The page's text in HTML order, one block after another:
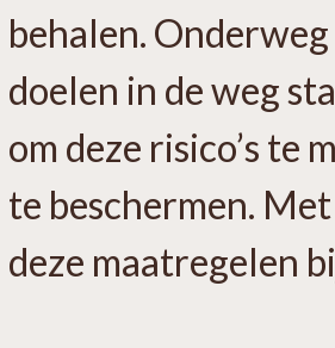
behalen.
doelen in de weg
om deze risico’s te
te beschermen.
deze maatregelen